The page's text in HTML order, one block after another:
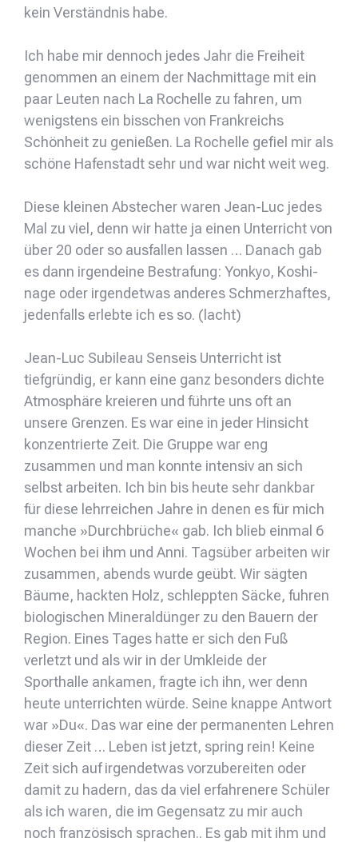
kein Verständnis habe.
Ich habe mir dennoch jedes Jahr die Freiheit
genommen an einem der Nachmittage mit ein
paar Leuten nach La Rochelle zu fahren, um
wenigstens ein bisschen von Frankreichs
Schönheit zu genießen. La Rochelle gefiel mir als
schöne Hafenstadt sehr und war nicht weit weg.
Diese kleinen Abstecher waren Jean-Luc jedes
Mal zu viel, denn wir hatte ja einen Unterricht von
über 20 oder so ausfallen lassen … Danach gab
es dann irgendeine Bestrafung: Yonkyo, Koshi-
nage oder irgendetwas anderes Schmerzhaftes,
jedenfalls erlebte ich es so. (lacht)
Jean-Luc Subileau Senseis Unterricht ist
tiefgründig, er kann eine ganz besonders dichte
Atmosphäre kreieren und führte uns oft an
unsere Grenzen. Es war eine in jeder Hinsicht
konzentrierte Zeit. Die Gruppe war eng
zusammen und man konnte intensiv an sich
selbst arbeiten. Ich bin bis heute sehr dankbar
für diese lehrreichen Jahre in denen es für mich
manche »Durchbrüche« gab. Ich blieb einmal 6
Wochen bei ihm und Anni. Tagsüber arbeiten wir
zusammen, abends wurde geübt. Wir sägten
Bäume, hackten Holz, schleppten Säcke, fuhren
biologischen Mineraldünger zu den Bauern der
Region. Eines Tages hatte er sich den Fuß
verletzt und als wir in der Umkleide der
Sporthalle ankamen, fragte ich ihn, wer denn
heute unterrichten würde. Seine knappe Antwort
war »Du«. Das war eine der permanenten Lehren
dieser Zeit … Leben ist jetzt, spring rein! Keine
Zeit sich auf irgendetwas vorzubereiten oder
damit zu hadern, das da viel erfahrenere Schüler
als ich waren, die im Gegensatz zu mir auch
noch französisch sprachen.. Es gab mit ihm und